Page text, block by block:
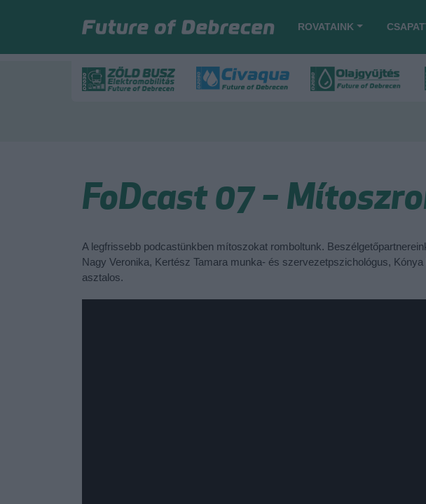
ROVATAINK
FoDcast 07 –
A legfrissebb podcastünkben mítoszokat romboltunk.
Nagy Veronika, Kertész Tamara munka- és szervezetpszichológus,
asztalos.